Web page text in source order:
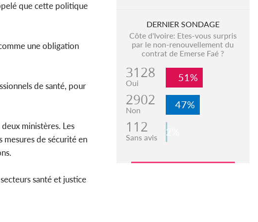
que cette politique
une obligation
de santé, pour
ministères. Les
mesures de sécurité en
santé et justice
DERNIER SONDAGE
Côte d'Ivoire: Etes-vous surpris
par le non-renouvellement du
contrat de Emerse Faé ?
3128
Oui 51%
2902
Non 47%
112
Sans avis 2%